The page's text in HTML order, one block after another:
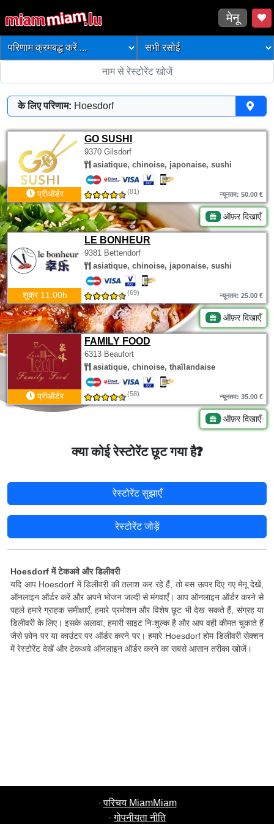
मेनू
के लिए परिणाम: Hoesdorf
GO SUSHI
9370 Gilsdorf
asiatique, chinoise, japonaise, sushi
प्रीऑर्डर (81) न्यूनतम: 50.00 €
ऑफ़र दिखाएँ
LE BONHEUR
9381 Bettendorf
asiatique, chinoise, japonaise, sushi
शुक्र 11:00h (69) न्यूनतम: 25.00 €
ऑफ़र दिखाएँ
FAMILY FOOD
6313 Beaufort
asiatique, chinoise, thaïlandaise
प्रीऑर्डर (58) न्यूनतम: 35.00 €
ऑफ़र दिखाएँ
क्या कोई रेस्टोरेंट छूट गया है?
रेस्टोरेंट सुझाएँ
रेस्टोरेंट जोड़ें
Hoesdorf में टेकअवे और डिलीवरी
यदि आप Hoesdorf में डिलीवरी की तलाश कर रहे हैं, तो बस ऊपर दिए गए मेनू देखें,
ऑनलाइन ऑर्डर करें और अपने भोजन जल्दी से मंगवाएँ। आप ऑनलाइन ऑर्डर करने से
पहले हमारे ग्राहक समीक्षाएँ, हमारे प्रमोशन और विशेष छूट भी देख सकते हैं, संग्रह या
डिलीवरी के लिए। इसके अलावा, हमारी साइट निःशुल्क है और आप वही कीमत चुकाते हैं
जैसे फ़ोन पर या काउंटर पर ऑर्डर करने पर। हमारे Hoesdorf होम डिलीवरी सेक्शन
में रेस्टोरेंट देखें और टेकअवे ऑनलाइन ऑर्डर करने का सबसे आसान तरीका खोजें।
·परिचय MiamMiam
·गोपनीयता नीति